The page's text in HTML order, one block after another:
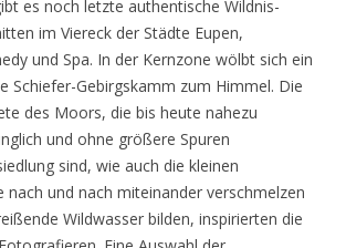
es noch letzte authentische Wildnis-
im Viereck der Städte Eupen,
und Spa. In der Kernzone wölbt sich ein
Schiefer-Gebirgskamm zum Himmel. Die
des Moors, die bis heute nahezu
und ohne größere Spuren
sind, wie auch die kleinen
nach und nach miteinander verschmelzen
Wildwasser bilden, inspirierten die